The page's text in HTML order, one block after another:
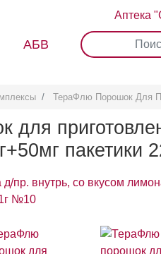
Аптека
АБВ
2
ТераФлю Порошок Для
для
пакетики